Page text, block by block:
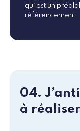
qui est un
référencement
04.
à